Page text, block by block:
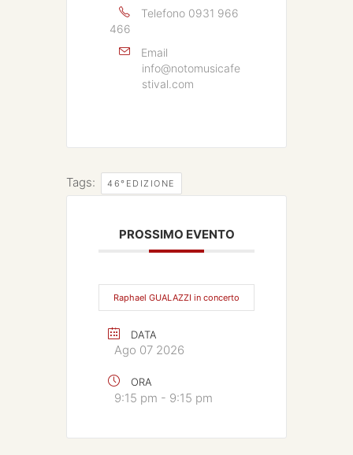
Telefono 0931 966
466
Email
info@notomusicafe
stival.com
Tags: 46°EDIZIONE
PROSSIMO EVENTO
Raphael GUALAZZI in concerto
DATA
Ago 07 2026
ORA
9:15 pm - 9:15 pm